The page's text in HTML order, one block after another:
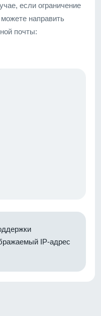
если ограничение
направить
почты:
IP-адрес